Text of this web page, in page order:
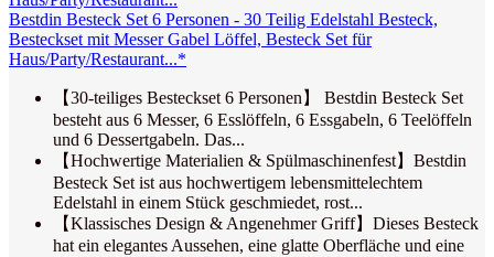
Bestdin Besteck Set 6 Personen - 30 Teilig Edelstahl Besteck,
Besteckset mit Messer Gabel Löffel, Besteck Set für
Haus/Party/Restaurant...*
【30-teiliges Besteckset 6 Personen】 Bestdin Besteck Set
besteht aus 6 Messer, 6 Esslöffeln, 6 Essgabeln, 6 Teelöffeln
und 6 Dessertgabeln. Das...
【Hochwertige Materialien & Spülmaschinenfest】Bestdin
Besteck Set ist aus hochwertigem lebensmittelechtem
Edelstahl in einem Stück geschmiedet, rost...
【Klassisches Design & Angenehmer Griff】Dieses Besteck
hat ein elegantes Aussehen, eine glatte Oberfläche und eine